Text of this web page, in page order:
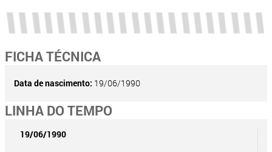
FICHA TÉCNICA
Data de nascimento: 19/06/1990
LINHA DO TEMPO
19/06/1990